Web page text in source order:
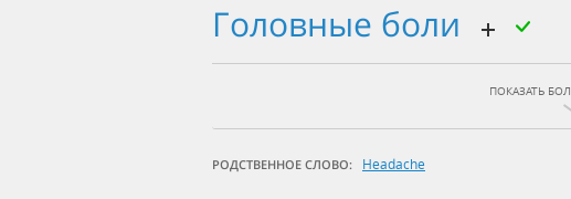
головные боли
ПОКАЗАТЬ
РОДСТВЕННОЕ СЛОВО: Headache